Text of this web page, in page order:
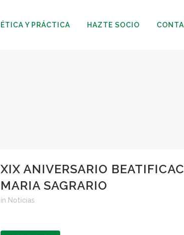
ÉTICA Y PRÁCTICA HAZTE SOCIO
XIX ANIVERSARIO
MARIA SAGRARIO
in Noticias